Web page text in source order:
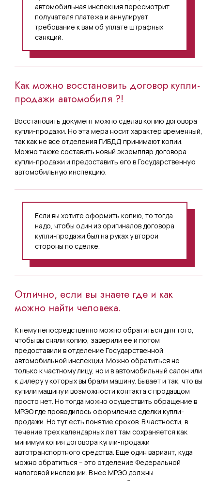
автомобильная инспекция пересмотрит
получателя платежа и аннулирует
требование к вам об уплате штрафных
санкций.
Как можно восстановить договор купли-
продажи автомобиля ?!
Восстановить документ можно сделав копию договора
купли-продажи. Но эта мера носит характер временный,
так как не все отделения ГИБДД принимают копии.
Можно также составить новый экземпляр договора
купли-продажи и предоставить его в Государственную
автомобильную инспекцию.
Если вы хотите оформить копию, то тогда
надо, чтобы один из оригиналов договора
купли-продажи был на руках у второй
стороны по сделке.
Отлично, если вы знаете где и как
можно найти человека.
К нему непосредственно можно обратиться для того,
чтобы вы сняли копию, заверили ее и потом
предоставили в отделение Государственной
автомобильной инспекции. Можно обратиться не
только к частному лицу, но и в автомобильный салон или
к дилеру у которых вы брали машину. Бывает и так, что вы
купили машину и возможности контакта с продавцом
просто нет. Но тогда можно осуществить обращение в
МРЭО где проводилось оформление сделки купли-
продажи. Но тут есть понятие сроков. В частности, в
течение трех календарных лет там сохраняется как
минимум копия договора купли-продажи
автотранспортного средства. Еще один вариант, куда
можно обратиться – это отделение Федеральной
налоговой инспекции. В нее МРЭО должны